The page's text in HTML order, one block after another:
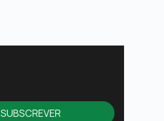
SUBSCREVER